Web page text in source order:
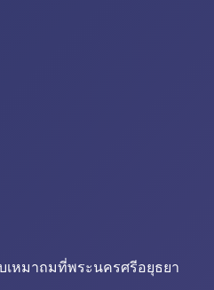
เหมาถมที่พระนครศรีอยุธยา